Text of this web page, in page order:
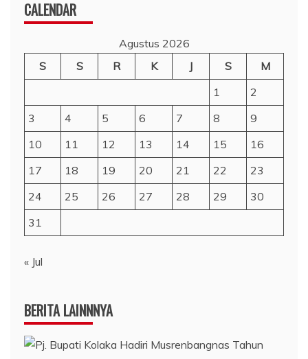
CALENDAR
Agustus 2026
S
S R K J S
M
1
2
3
4 5 6 7 8
9
10
11 12 13 14 15
16
17
18 19 20 21 22
23
24
25 26 27 28 29
30
31
« Jul
BERITA LAINNNYA